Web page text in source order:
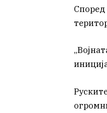
Според